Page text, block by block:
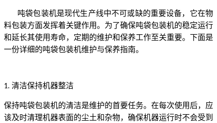
吨袋包装机是现代生产线中不可或缺的重要设备，它在物
料包装方面发挥着关键作用。为了确保吨袋包装机的稳定运行
和延长其使用寿命，定期的维护和保养工作至关重要。下面是
一份详细的吨袋包装机维护与保养指南。
1. 清洁保持机器整洁
保持吨袋包装机的清洁是维护的首要任务。在每次使用后，应
该及时清理机器表面的尘土和杂物，确保机器运行时不会受到